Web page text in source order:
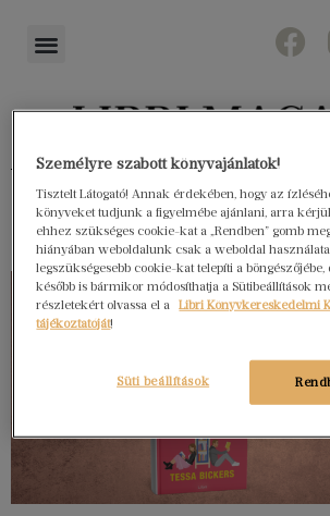
Könyvektől az
Személyre szabott könyvajánlatok!
Tisztelt Látogató! Annak érdekében, hogy az
könyveket tudjunk a figyelmébe ajánlani, arra
ehhez szükséges cookie-kat a „Rendben” gomb
hiányában weboldalunk csak a weboldal
legszükségesebb cookie-kat telepíti a
később is bármikor módosíthatja a Sütibeállítások
részletekért olvassa el a
Libri Könyvkereskedelmi
tájékoztatóját!
Süti beállítások